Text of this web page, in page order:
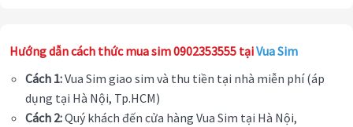
Hướng dẫn cách thức mua sim 0902353555 tạiVua Sim
Cách 1:Vua Sim giao sim và thu tiền tại nhà miễn phí (áp
dụng tại Hà Nội, Tp.HCM)
Cách 2:Quý khách đến cửa hàng Vua Sim tại Hà Nội,